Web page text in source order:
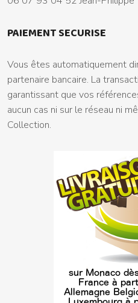
PAIEMENT SECURISE
Vous êtes automatiquement
partenaire bancaire. La
garantissant que vos
aucun cas ni sur le réseau ni
Collection.